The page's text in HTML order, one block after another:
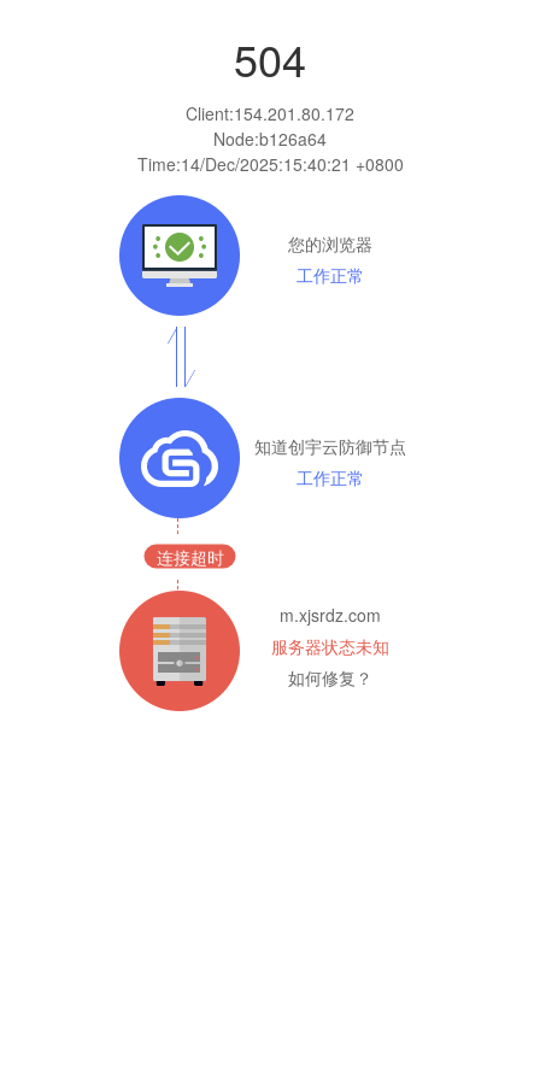
504
Client:154.201.80.172
Node:b126a64
Time:14/Dec/2025:15:40:21 +0800
您的浏览器
工作正常
知道创宇云防御节点
工作正常
连接超时
m.xjsrdz.com
服务器状态未知
如何修复？